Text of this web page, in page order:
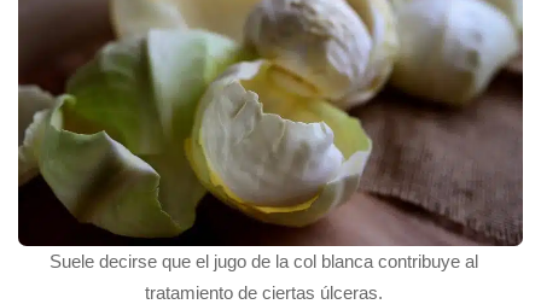
Suele decirse que el jugo de la col blanca contribuye al
tratamiento de ciertas úlceras.